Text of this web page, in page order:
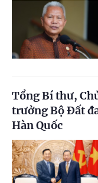
Tổng Bí thư,
trưởng Bộ Đất
Hàn Quốc